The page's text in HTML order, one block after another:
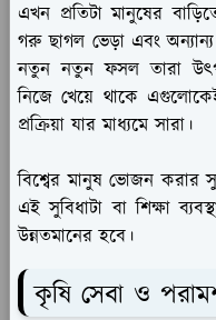
এখন প্রতিটা মানুষের
গরু ছাগল ভেড়া এবং
নতুন নতুন ফসল তারা
নিজে খেয়ে থাকে
প্রক্রিয়া যার মাধ্যমে সারা।
বিশ্বের মানুষ ভোজন করার
এই সুবিধাটা বা শিক্ষা
উন্নতমানের হবে।
কৃষি সেবা ও